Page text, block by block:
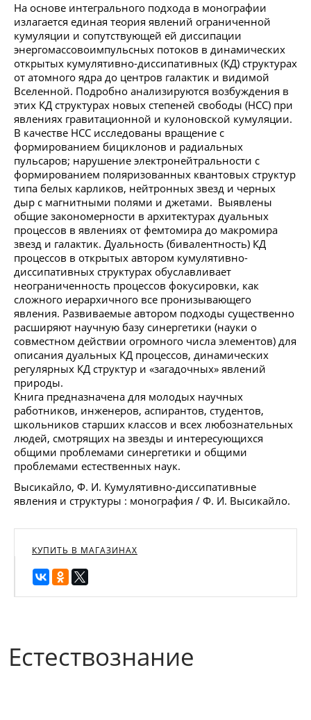
На основе интегрального подхода в монографии
излагается единая теория явлений ограниченной
кумуляции и сопутствующей ей диссипации
энергомассовоимпульсных потоков в динамических
открытых кумулятивно-диссипативных (КД) структурах
от атомного ядра до центров галактик и видимой
Вселенной. Подробно анализируются возбуждения в
этих КД структурах новых степеней свободы (НСС) при
явлениях гравитационной и кулоновской кумуляции.
В качестве НСС исследованы вращение с
формированием бициклонов и радиальных
пульсаров; нарушение электронейтральности с
формированием поляризованных квантовых структур
типа белых карликов, нейтронных звезд и черных
дыр с магнитными полями и джетами. Выявлены
общие закономерности в архитектурах дуальных
процессов в явлениях от фемтомира до макромира
звезд и галактик. Дуальность (бивалентность) КД
процессов в открытых автором кумулятивно-
диссипативных структурах обуславливает
неограниченность процессов фокусировки, как
сложного иерархичного все пронизывающего
явления. Развиваемые автором подходы существенно
расширяют научную базу синергетики (науки о
совместном действии огромного числа элементов) для
описания дуальных КД процессов, динамических
регулярных КД структур и «загадочных» явлений
природы.
Книга предназначена для молодых научных
работников, инженеров, аспирантов, студентов,
школьников старших классов и всех любознательных
людей, смотрящих на звезды и интересующихся
общими проблемами синергетики и общими
проблемами естественных наук.
Высикайло, Ф. И. Кумулятивно-диссипативные
явления и структуры : монография / Ф. И. Высикайло.
КУПИТЬ В МАГАЗИНАХ
Естествознание